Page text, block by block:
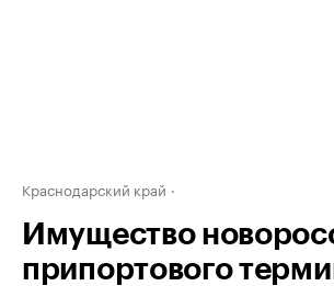
Краснодарский край
Имущество
припортового